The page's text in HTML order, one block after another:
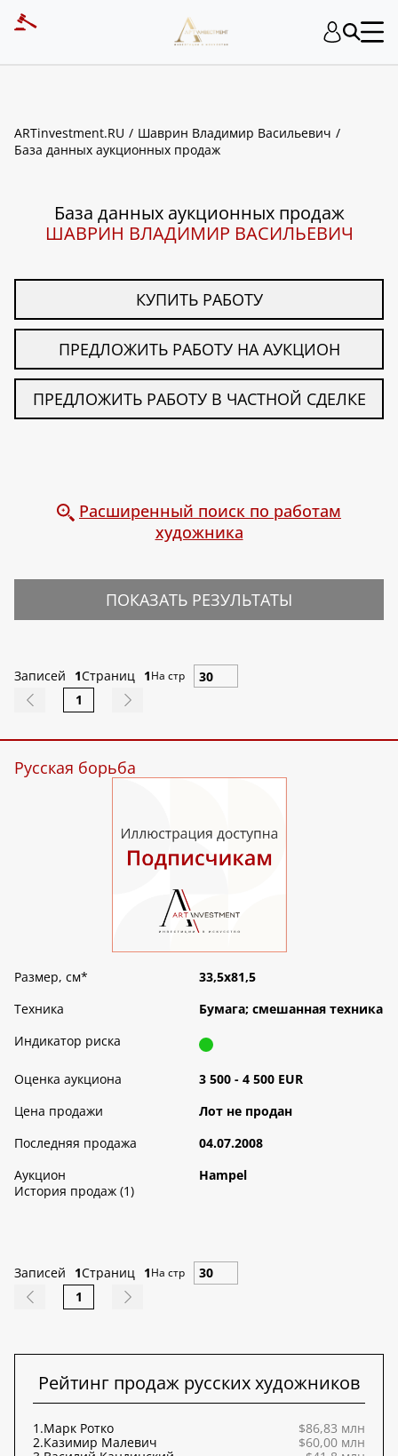
ARTinvestment.RU
Шаврин Владимир Васильевич
База данных аукционных продаж
База данных аукционных продаж
ШАВРИН ВЛАДИМИР ВАСИЛЬЕВИЧ
КУПИТЬ РАБОТУ
ПРЕДЛОЖИТЬ РАБОТУ НА АУКЦИОН
ПРЕДЛОЖИТЬ РАБОТУ В ЧАСТНОЙ СДЕЛКЕ
Расширенный поиск по работам
художника
ПОКАЗАТЬ РЕЗУЛЬТАТЫ
Записей 1Страниц 1На стр
1
Русская борьба
Размер, см*
33,5х81,5
Техника
Бумага; смешанная техника
Индикатор риска
Оценка аукциона
3 500 - 4 500 EUR
Цена продажи
Лот не продан
Последняя продажа
04.07.2008
Аукцион
Hampel
История продаж (1)
Записей 1Страниц 1На стр
1
Рейтинг продаж русских художников
1.Марк Ротко
$86,83 млн
2.Казимир Малевич
$60,00 млн